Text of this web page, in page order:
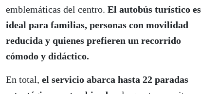
emblemáticas del centro. El autobús turístico es
ideal para familias, personas con movilidad
reducida y quienes prefieren un recorrido
cómodo y didáctico.
En total, el servicio abarca hasta 22 paradas